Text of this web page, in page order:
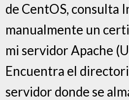
de CentOS, consulta
manualmente un
mi servidor Apache
Encuentra el
servidor donde se